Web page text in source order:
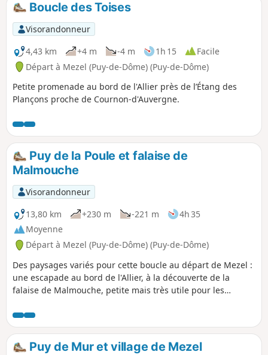
Boucle des Toises
Visorandonneur
4,43 km
+4 m -4 m 1h 15
Facile
Départ à Mezel (Puy-de-Dôme) (Puy-de-Dôme)
Petite promenade au bord de l'Allier près de l’Étang des
Plançons proche de Cournon-d'Auvergne.
Puy de la Poule et falaise de
Malmouche
Visorandonneur
13,80 km
+230 m -221 m
4h 35
Moyenne
Départ à Mezel (Puy-de-Dôme) (Puy-de-Dôme)
Des paysages variés pour cette boucle au départ de Mezel :
une escapade au bord de l'Allier, à la découverte de la
falaise de Malmouche, petite mais très utile pour les
lui aussi mais offrant des vues dégagées sur la Limagne et
la Chaîne des Puys, une visite du bourg de Mezel à la
rencontre de toute une faune sculptée dans la pierre.
Puy de Mur et village de Mezel